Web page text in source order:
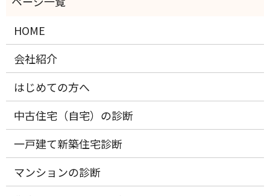
HOME
会社紹介
はじめての方へ
中古住宅（自宅）の診断
一戸建て新築住宅診断
マンションの診断